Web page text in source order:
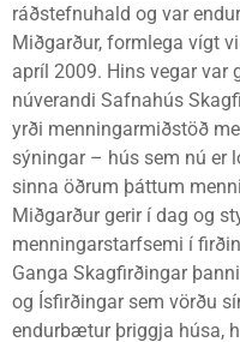
ráðstefnuhald og var
Miðgarður, formlega vígt
apríl 2009. Hins vegar var
núverandi Safnahús
yrði menningarmiðstöð
sýningar – hús sem nú er
sinna öðrum þáttum
Miðgarður gerir í dag og
menningarstarfsemi í
Ganga Skagfirðingar
og Ísfirðingar sem vörðu
endurbætur þriggja húsa,